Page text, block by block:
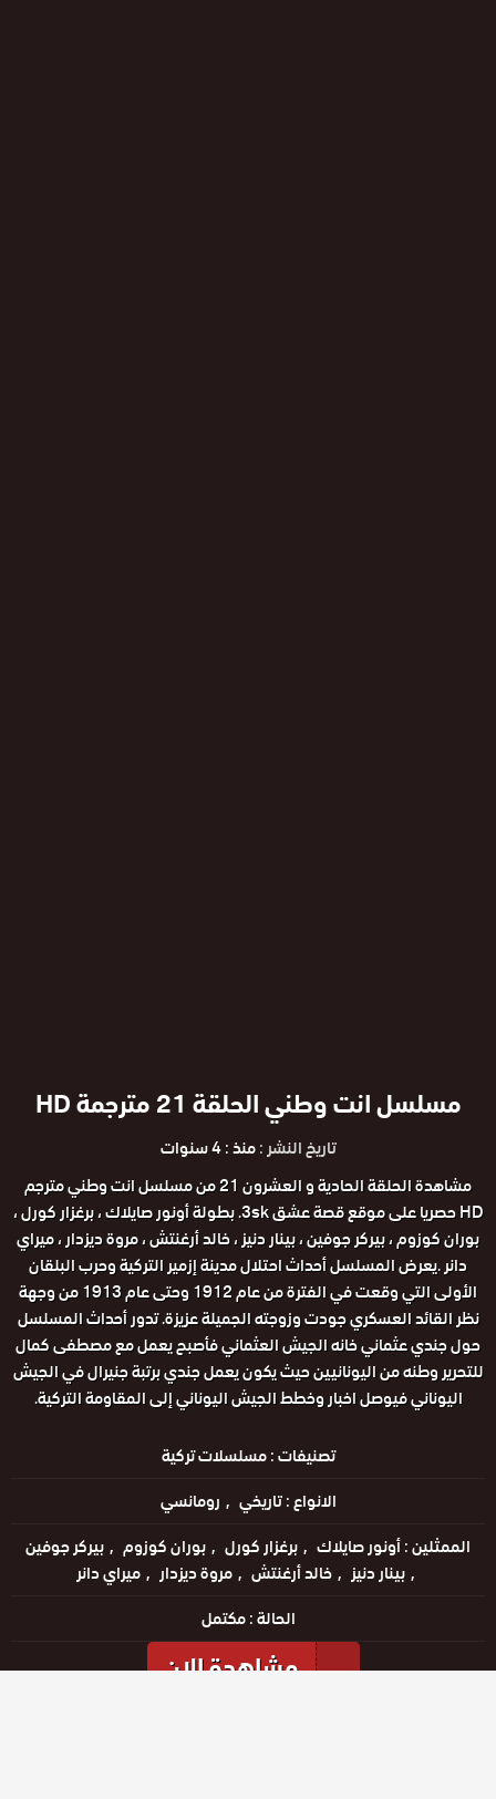
مسلسل انت وطني الحلقة 21 مترجمة HD
تاريخ النشر :منذ : 4 سنوات
مشاهدة الحلقة الحادية و العشرون 21 من مسلسل انت وطني مترجم
HD حصريا على موقع قصة عشق 3sk. بطولة أونور صايلاك ، برغزار كورل ،
بوران كوزوم ، بيركر جوفين ، بينار دنيز ، خالد أرغنتش ، مروة ديزدار ، ميراي
دانر .يعرض المسلسل أحداث احتلال مدينة إزمير التركية وحرب البلقان
الأولى التي وقعت في الفترة من عام 1912 وحتى عام 1913 من وجهة
نظر القائد العسكري جودت وزوجته الجميلة عزيزة. تدور أحداث المسلسل
حول جندي عثماني خانه الجيش العثماني فأصبح يعمل مع مصطفى كمال
للتحرير وطنه من اليونانيين حيث يكون يعمل جندي برتبة جنيرال في الجيش
اليوناني فيوصل اخبار وخطط الجيش اليوناني إلى المقاومة التركية.
تصنيفات :مسلسلات تركية
الانواع :تاريخي
رومانسي
الممثلين :أونور صايلاك برغزار كورل بوران كوزوم
بيركر جوفين
بينار دنيز
خالد أرغنتش مروة ديزدار
ميراي دانر
الحالة :مكتمل
مشاهدة الان